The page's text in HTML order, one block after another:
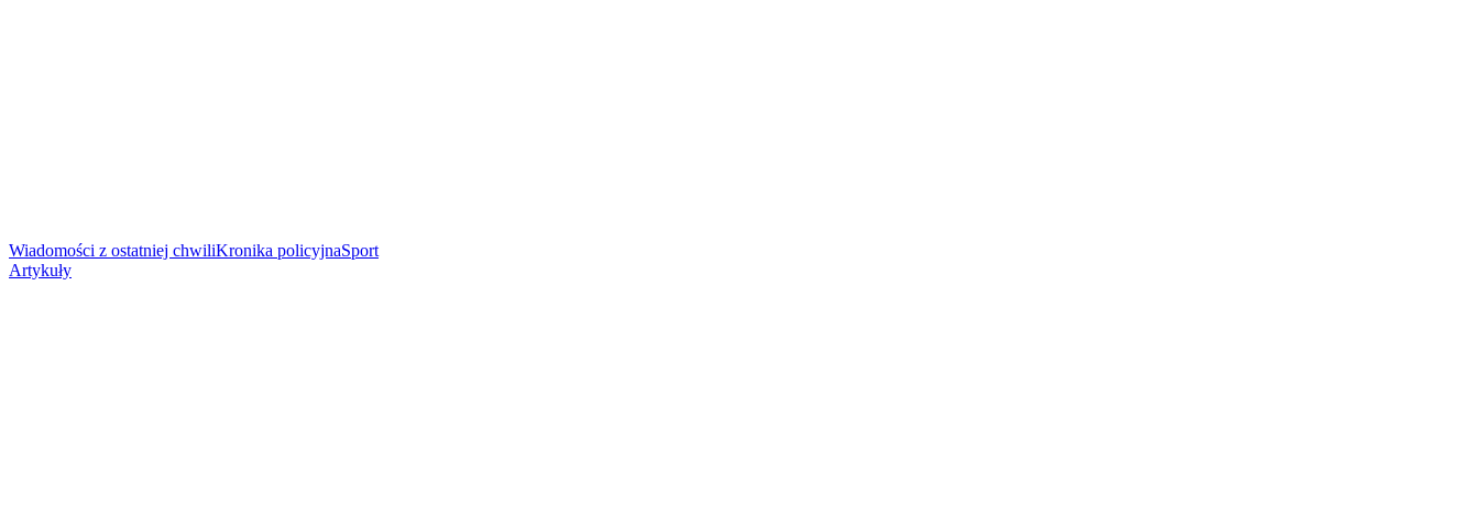
Wiadomości z ostatniej chwiliKronika policyjnaSport
Artykuły